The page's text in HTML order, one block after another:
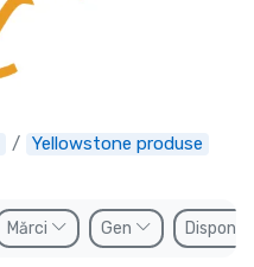
Yellowstone produse
Mărci Gen